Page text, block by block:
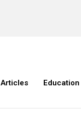
Articles Education